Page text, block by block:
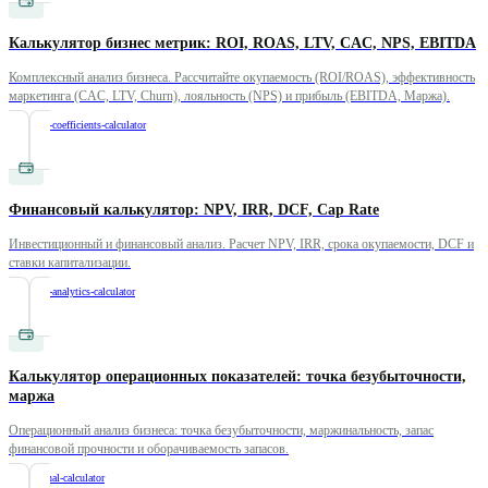
Калькулятор бизнес метрик: ROI, ROAS, LTV, CAC, NPS, EBITDA
Комплексный анализ бизнеса. Рассчитайте окупаемость (ROI/ROAS), эффективность
маркетинга (CAC, LTV, Churn), лояльность (NPS) и прибыль (EBITDA, Маржа).
business-coefficients-calculator
Финансовый калькулятор: NPV, IRR, DCF, Cap Rate
Инвестиционный и финансовый анализ. Расчет NPV, IRR, срока окупаемости, DCF и
ставки капитализации.
financial-analytics-calculator
Калькулятор операционных показателей: точка безубыточности,
маржа
Операционный анализ бизнеса: точка безубыточности, маржинальность, запас
финансовой прочности и оборачиваемость запасов.
operational-calculator